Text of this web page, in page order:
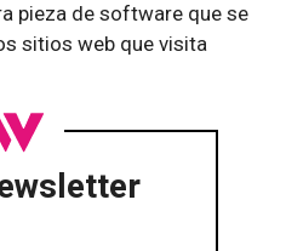
pieza de software que se
sitios web que visita